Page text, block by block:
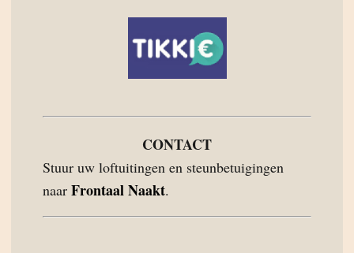
CONTACT
Stuur uw loftuitingen en steunbetuigingen
naar Frontaal Naakt.